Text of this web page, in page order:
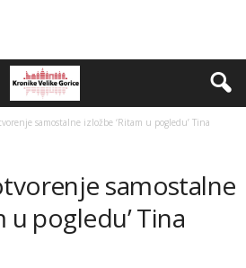
samostalne izložbe ‘Ritam u pogledu’ Tina
samostalne
u pogledu’ Tina